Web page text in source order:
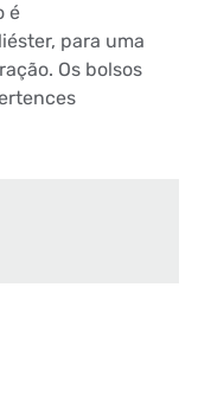
é
para uma
Os bolsos